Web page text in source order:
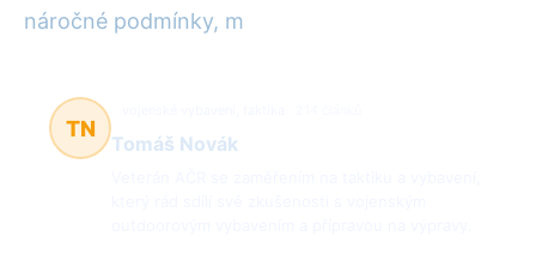
náročné podmínky, m
TN
Tomáš Novák